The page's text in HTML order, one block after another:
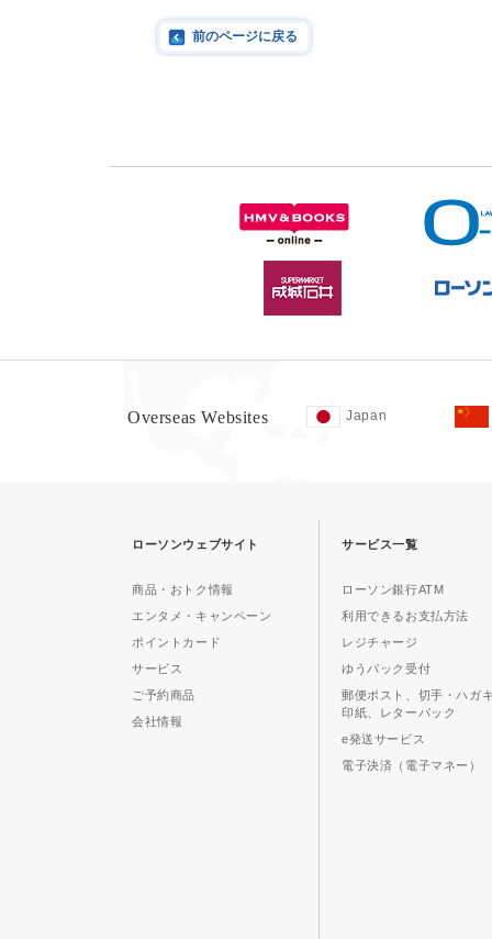
前のページに戻る
Overseas Websites Japan
ローソンウェブサイト
商品・おトク情報
エンタメ・キャンペーン
ポイントカード
サービス
ご予約商品
会社情報
サービス一覧
ローソン銀行ATM
利用できるお支払方法
レジチャージ
ゆうパック受付
郵便ポスト、切手・ハガ
印紙、レターパック
e発送サービス
電子決済（電子マネー）